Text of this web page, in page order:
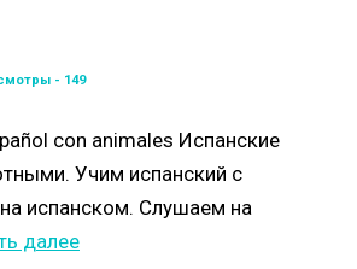
- 149
con animales Испанские
Учим испанский с
испанском. Слушаем на
далее